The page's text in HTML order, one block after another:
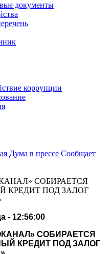
документы
коррупции
Дума в прессе Сообщает
СОБИРАЕТСЯ
КРЕДИТ ПОД ЗАЛОГ
- 12:56:00
СОБИРАЕТСЯ
КРЕДИТ ПОД ЗАЛОГ